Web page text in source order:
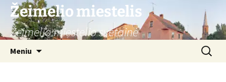
Žeimelio miestelis
Žeimelio miestelio svetainė
Meniu Ieškoti: